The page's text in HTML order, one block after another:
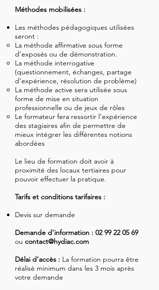
Méthodes mobilisées :
Les méthodes pédagogiques utilisées
seront :
La méthode affirmative sous forme
d’exposés ou de démonstration.
La méthode interrogative
(questionnement, échanges, partage
d’expérience, résolution de problème)
La méthode active sera utilisée sous
forme de mise en situation
professionnelle ou de jeux de rôles
Le formateur fera ressortir l’expérience
des stagiaires afin de permettre de
mieux intégrer les différentes notions
abordées
Le lieu de formation doit avoir à
proximité des locaux tertiaires pour
pouvoir effectuer la pratique.
Tarifs et conditions tarifaires :
Devis sur demande
Demande d’information : 02 99 22 05 69
ou contact@hydiac.com
Délai d’accès : La formation pourra être
réalisé minimum dans les 3 mois après
votre demande